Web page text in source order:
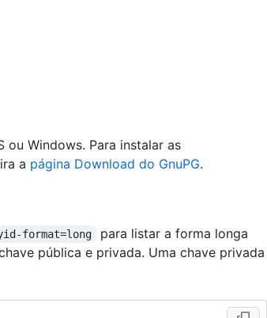
ou Windows. Para instalar as
a página Download do GnuPG.
format=long
para listar a forma longa
pública e privada. Uma chave privada